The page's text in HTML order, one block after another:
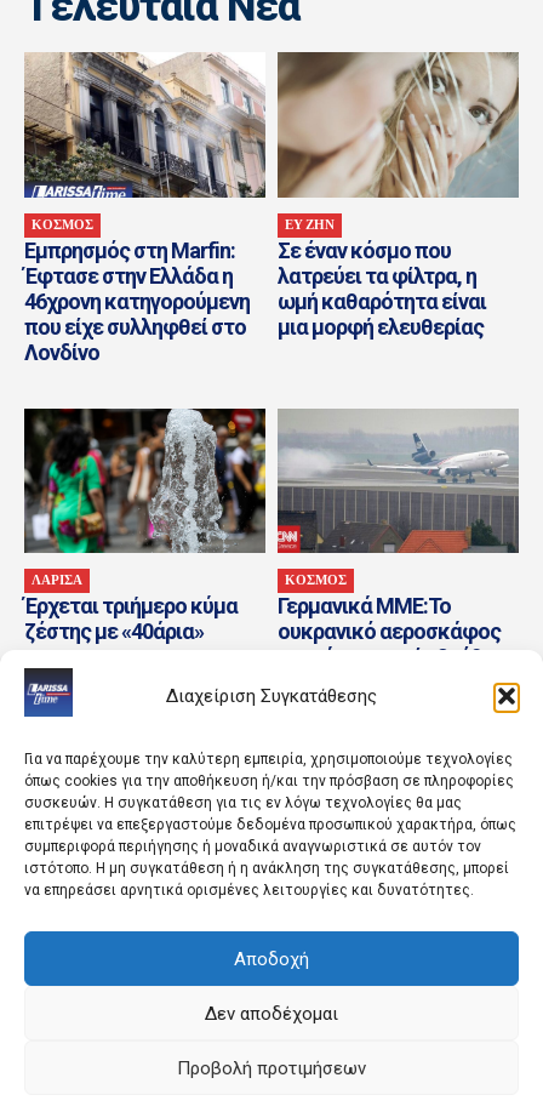
Διαχείριση Συγκατάθεσης
Για να παρέχουμε την καλύτερη εμπειρία, χρησιμοποιούμε τεχνολογίες
όπως cookies για την αποθήκευση ή/και την πρόσβαση σε πληροφορίες
συσκευών. Η συγκατάθεση για τις εν λόγω τεχνολογίες θα μας
επιτρέψει να επεξεργαστούμε δεδομένα προσωπικού χαρακτήρα, όπως
συμπεριφορά περιήγησης ή μοναδικά αναγνωριστικά σε αυτόν τον
ιστότοπο. Η μη συγκατάθεση ή η ανάκληση της συγκατάθεσης, μπορεί
να επηρεάσει αρνητικά ορισμένες λειτουργίες και δυνατότητες.
Αποδοχή
Δεν αποδέχομαι
Προβολή προτιμήσεων
ΚΟΣΜΟΣ
Εμπρησμός στη Marfin:
Έφτασε στην Ελλάδα η
46χρονη κατηγορούμενη
που είχε συλληφθεί στο
Λονδίνο
ΕΥ ΖΗΝ
Σε έναν κόσμο που
λατρεύει τα φίλτρα, η
ωμή καθαρότητα είναι
μια μορφή ελευθερίας
ΛΑΡΙΣΑ
Έρχεται τριήμερο κύμα
ζέστης με «40άρια»
ΚΟΣΜΟΣ
Γερμανικά ΜΜΕ:Το
ουκρανικό αεροσκάφος
κοντά στο οποίο βρέθηκε
drone με εκρηκτικά
μετέφερε πυρομαχικά
ΠΟΛΙΤΙΣΜΟΣ
πολιτιστικός θεσμός των
ΚΟΣΜΟΣ
Συρία: Βόμβα εξερράγη σε
λεωφορείο κοντά στη
Δαμασκό – Για πολλούς